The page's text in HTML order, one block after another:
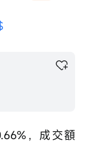
，成交額